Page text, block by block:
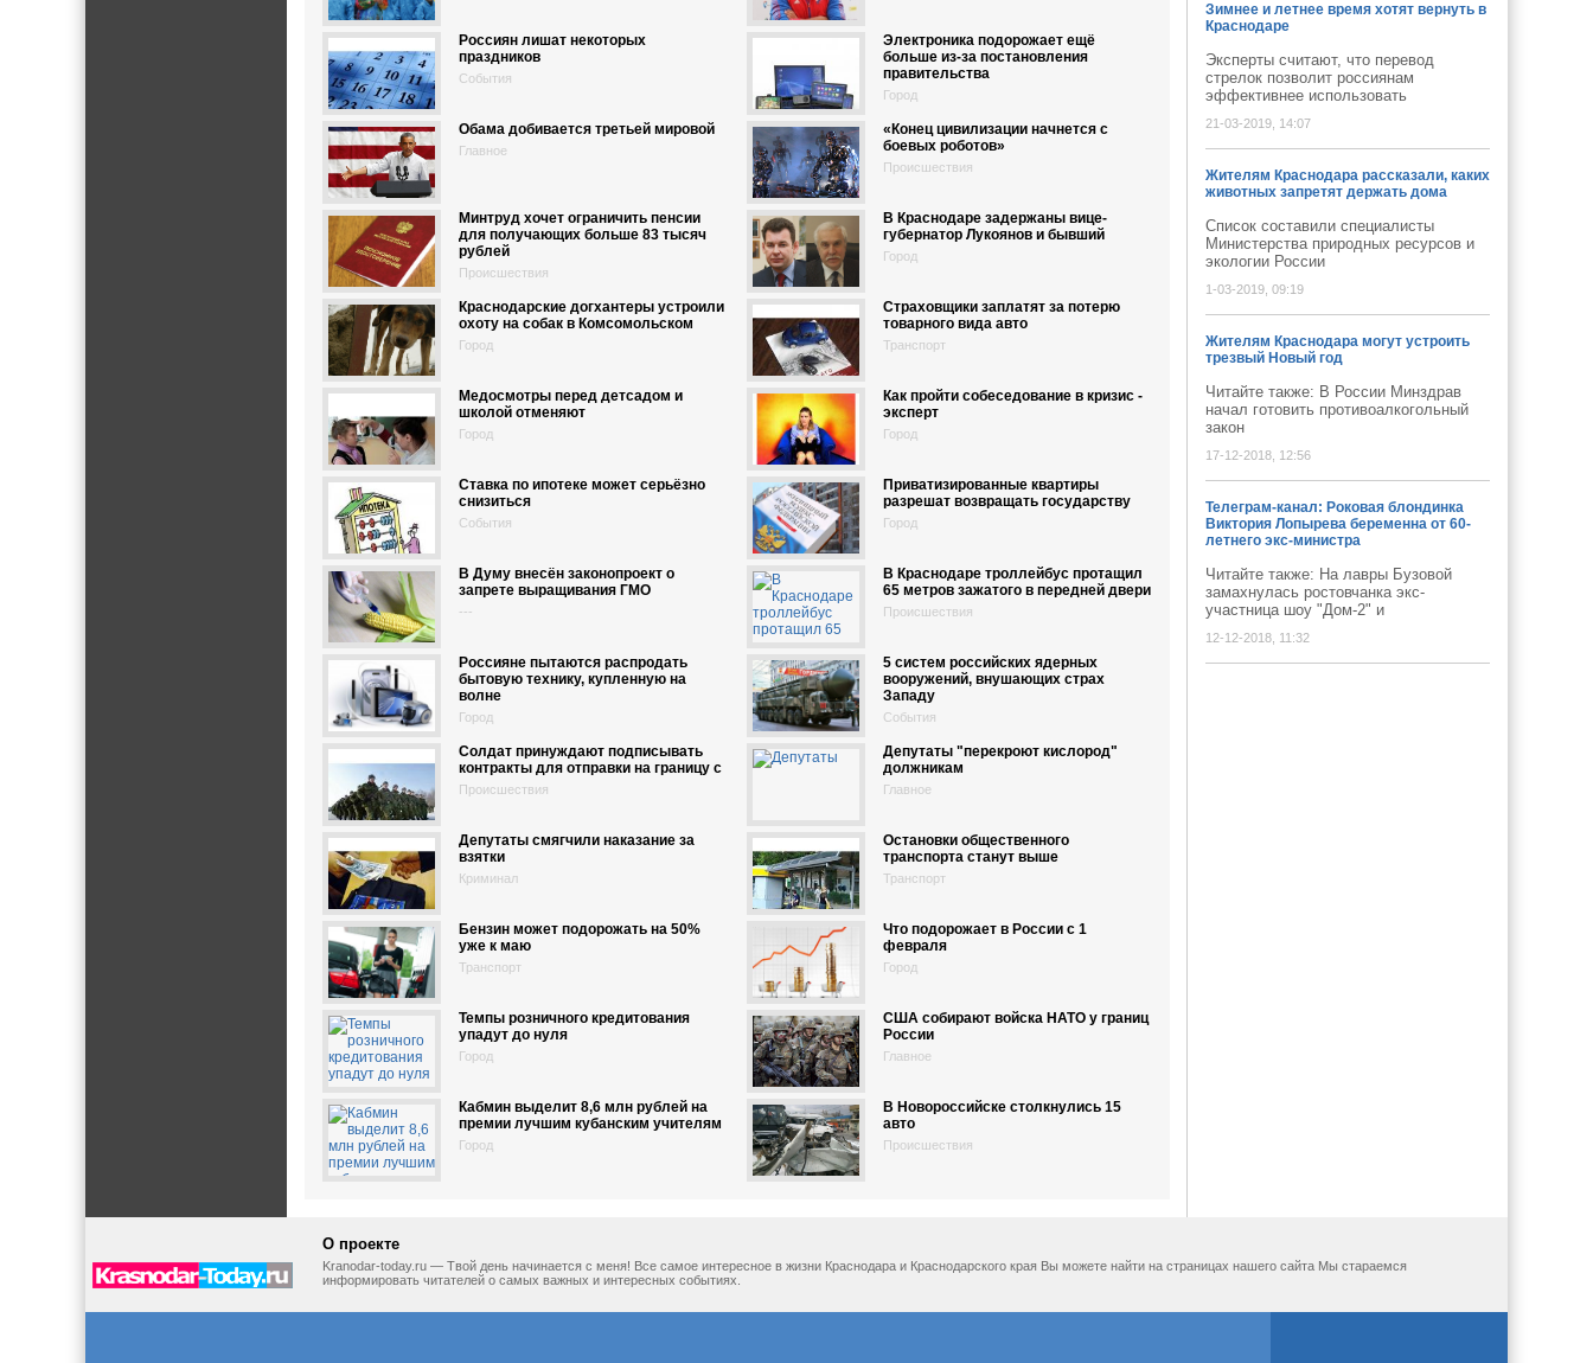
Россиян лишат некоторых
праздников
События
Электроника подорожает ещё
больше из-за постановления
правительства
Город
Обама добивается третьей мировой
Главное
«Конец цивилизации начнется с
боевых роботов»
Происшествия
Минтруд хочет ограничить пенсии
для получающих больше 83 тысяч
рублей
Происшествия
В Краснодаре задержаны вице-
губернатор Лукоянов и бывший
Город
Краснодарские догхантеры устроили
охоту на собак в Комсомольском
Город
Страховщики заплатят за потерю
товарного вида авто
Транспорт
Медосмотры перед детсадом и
школой отменяют
Город
Как пройти собеседование в кризис -
эксперт
Город
Ставка по ипотеке может серьёзно
снизиться
События
Приватизированные квартиры
разрешат возвращать государству
Город
В Думу внесён законопроект о
запрете выращивания ГМО
---
В Краснодаре троллейбус протащил
65 метров зажатого в передней двери
Происшествия
Россияне пытаются распродать
бытовую технику, купленную на
волне
Город
5 систем российских ядерных
вооружений, внушающих страх
Западу
События
Солдат принуждают подписывать
контракты для отправки на границу с
Происшествия
Депутаты "перекроют кислород"
должникам
Главное
Депутаты смягчили наказание за
взятки
Криминал
Остановки общественного
транспорта станут выше
Транспорт
Бензин может подорожать на 50%
уже к маю
Транспорт
Что подорожает в России с 1
февраля
Город
Темпы розничного кредитования
упадут до нуля
Город
США собирают войска НАТО у границ
России
Главное
Кабмин выделит 8,6 млн рублей на
премии лучшим кубанским учителям
Город
В Новороссийске столкнулись 15
авто
Происшествия
Зимнее и летнее время хотят вернуть в
Краснодаре
Эксперты считают, что перевод
стрелок позволит россиянам
эффективнее использовать
21-03-2019, 14:07
Жителям Краснодара рассказали, каких
животных запретят держать дома
Список составили специалисты
Министерства природных ресурсов и
экологии России
1-03-2019, 09:19
Жителям Краснодара могут устроить
трезвый Новый год
Читайте также: В России Минздрав
начал готовить противоалкогольный
закон
17-12-2018, 12:56
Телеграм-канал: Роковая блондинка
Виктория Лопырева беременна от 60-
летнего экс-министра
Читайте также: На лавры Бузовой
замахнулась ростовчанка экс-
участница шоу "Дом-2" и
12-12-2018, 11:32
О проекте
Kranodar-today.ru — Твой день начинается с меня! Все самое интересное в жизни Краснодара и Краснодарского края Вы можете найти на страницах нашего сайта Мы стараемся
информировать читателей о самых важных и интересных событиях.